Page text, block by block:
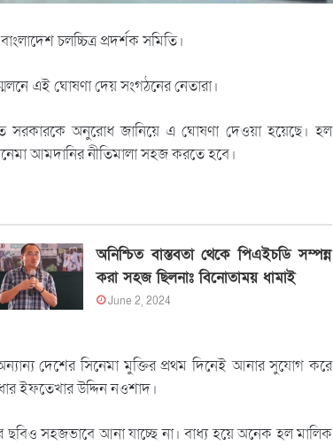
চলচ্চিত্র প্রদর্শক সমিতি।
এই ঘোষণা দেয় সংগঠনের নেতারা।
সরকারকে অনুরোধ জানিয়ে এ ঘোষণা দেওয়া হয়েছে। হল
আমদানির নীতিমালা সহজ করতে হবে।
অনিশ্চিত বাস্তবতা থেকে পিএইচডি সম্পন্ন
করা সহজ ছিলনাঃ বিনোতাময় ধামাই
June 2, 2024
দেশের সিনেমা মুক্তির প্রথম দিনেই আনার সুযোগ করে
ইফতেখার উদ্দিন নওশাদ।
ছবিও সহজভাবে আনা যাচ্ছে না। বাধ্য হয়ে অনেক হল মালিক